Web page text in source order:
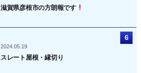
滋賀県彦根市の方朗報です
2024.05.19
スレート屋根・縁切り